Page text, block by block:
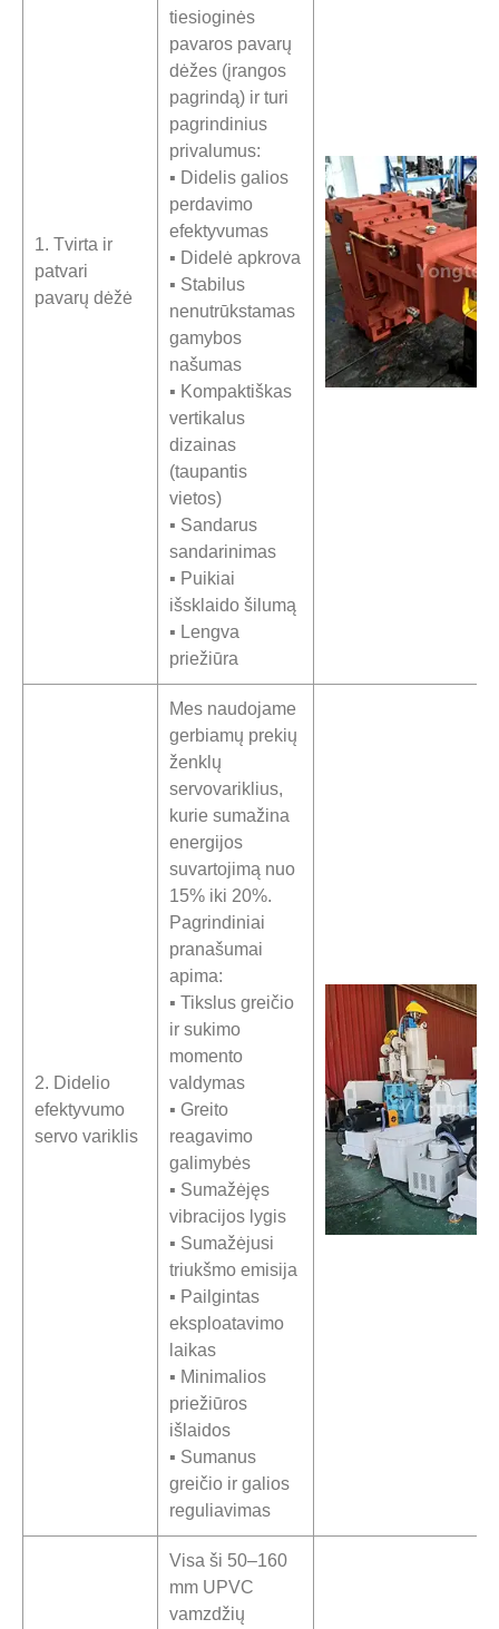
1. Tvirta ir
patvari
pavarų dėžė
tiesioginės
pavaros pavarų
dėžes (įrangos
pagrindą) ir turi
pagrindinius
privalumus:
▪ Didelis galios
perdavimo
efektyvumas
▪ Didelė apkrova
▪ Stabilus
nenutrūkstamas
gamybos
našumas
▪ Kompaktiškas
vertikalus
dizainas
(taupantis
vietos)
▪ Sandarus
sandarinimas
▪ Puikiai
išsklaido šilumą
▪ Lengva
priežiūra
2. Didelio
efektyvumo
servo variklis
Mes naudojame
gerbiamų prekių
ženklų
servovariklius,
kurie sumažina
energijos
suvartojimą nuo
15% iki 20%.
Pagrindiniai
pranašumai
apima:
▪ Tikslus greičio
ir sukimo
momento
valdymas
▪ Greito
reagavimo
galimybės
▪ Sumažėjęs
vibracijos lygis
▪ Sumažėjusi
triukšmo emisija
▪ Pailgintas
eksploatavimo
laikas
▪ Minimalios
priežiūros
išlaidos
▪ Sumanus
greičio ir galios
reguliavimas
Visa ši 50–160
mm UPVC
vamzdžių